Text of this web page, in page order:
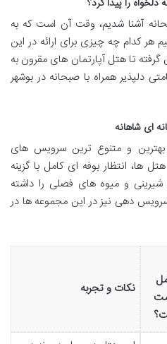
آشنا شدیم، وقت آن است که به
هر کدام چه چیزی برای ارائه در این
تا هتل آپارتمان های مقرون به
دلپذیر همراه با صبحانه در بوشهر
ای شاهانه
و متنوع ترین سرویس های
ها، انتظار بوفه ای کامل با گزینه
و میوه های فصلی را داشته
دهی نیز در این مجموعه ها در
نکات و تجربه